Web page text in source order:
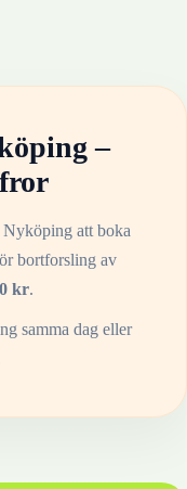
–
Nyköping att boka
bortforsling av
kr.
samma dag eller